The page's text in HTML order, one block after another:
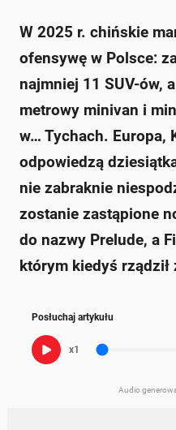
W 2025 r. chińskie
ofensywę w Polsce:
najmniej 11 SUV-ów,
metrowy minivan i
w… Tychach. Europa,
odpowiedzą
nie zabraknie
zostanie zastąpione
do nazwy Prelude, a
którym kiedyś
Posłuchaj artykułu
x1
Audio